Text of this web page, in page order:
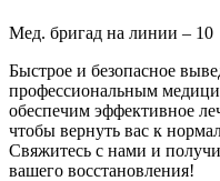
Мед. бригад на линии – 10
Быстрое и безопасное
профессиональным
обеспечим эффективное
чтобы вернуть вас к
Свяжитесь с нами и
вашего восстановления!